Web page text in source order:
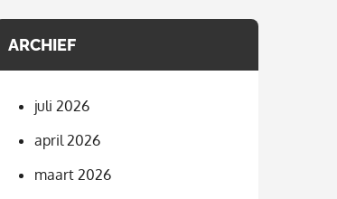
ARCHIEF
juli 2026
april 2026
maart 2026